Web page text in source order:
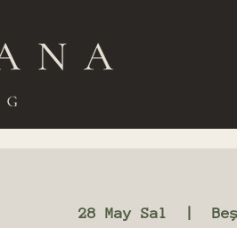
28 May Sal